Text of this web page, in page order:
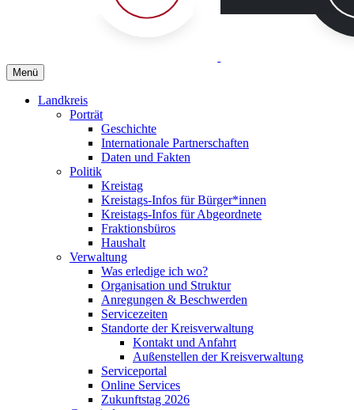
Menü
Landkreis
Porträt
Geschichte
Internationale Partnerschaften
Daten und Fakten
Politik
Kreistag
Kreistags-Infos für Bürger*innen
Kreistags-Infos für Abgeordnete
Fraktionsbüros
Haushalt
Verwaltung
Was erledige ich wo?
Organisation und Struktur
Anregungen & Beschwerden
Servicezeiten
Standorte der Kreisverwaltung
Kontakt und Anfahrt
Außenstellen der Kreisverwaltung
Serviceportal
Online Services
Zukunftstag 2026